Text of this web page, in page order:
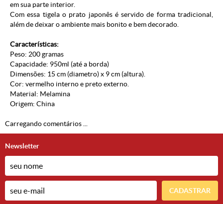
em sua parte interior.
Com essa tigela o prato japonês é servido de forma tradicional,
além de deixar o ambiente mais bonito e bem decorado.
Características:
Peso: 200 gramas
Capacidade: 950ml (até a borda)
Dimensões: 15 cm (diametro) x 9 cm (altura).
Cor: vermelho interno e preto externo.
Material: Melamina
Origem: China
Carregando comentários ...
Newsletter
CADASTRAR